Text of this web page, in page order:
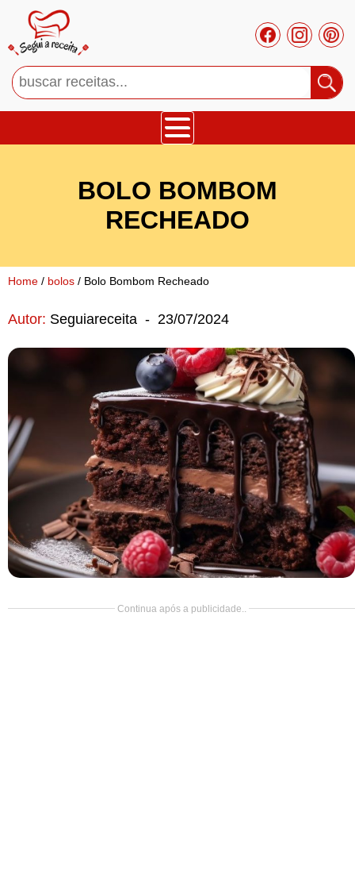
Cupcakes
Salgado
Pão
Salada
Almoço
Cocada
BOLO BOMBOM
RECHEADO
Home / bolos / Bolo Bombom Recheado
Autor: Seguiareceita - 23/07/2024
Continua após a publicidade..